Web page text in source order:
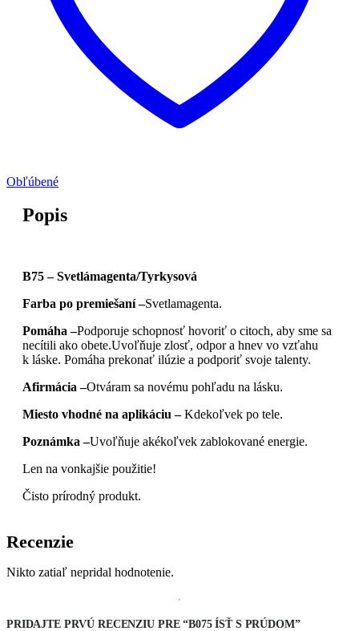
Obľúbené
Popis
B75 – Svetlámagenta/Tyrkysová
Farba po premiešaní –Svetlamagenta.
Pomáha –Podporuje schopnosť hovoriť o citoch, aby sme sa
necítili ako obete.Uvoľňuje zlosť, odpor a hnev vo vzťahu
k láske. Pomáha prekonať ilúzie a podporiť svoje talenty.
Afirmácia –Otváram sa novému pohľadu na lásku.
Miesto vhodné na aplikáciu –Kdekoľvek po tele.
Poznámka –Uvoľňuje akékoľvek zablokované energie.
Len na vonkajšie použitie!
Čisto prírodný produkt.
Recenzie
Nikto zatiaľ nepridal hodnotenie.
PRIDAJTE PRVÚ RECENZIU PRE “B075 ÍSŤ S PRÚDOM”